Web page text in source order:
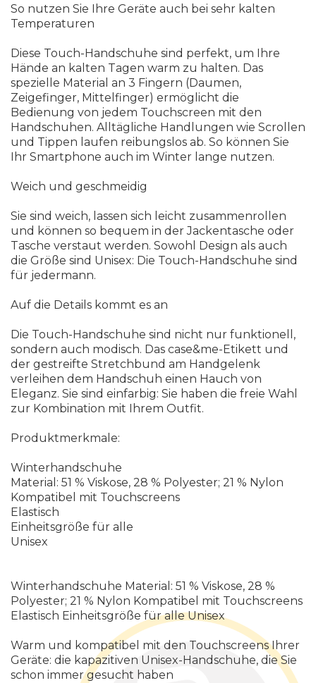
So nutzen Sie Ihre Geräte auch bei sehr kalten
Temperaturen
Diese Touch-Handschuhe sind perfekt, um Ihre
Hände an kalten Tagen warm zu halten. Das
spezielle Material an 3 Fingern (Daumen,
Zeigefinger, Mittelfinger) ermöglicht die
Bedienung von jedem Touchscreen mit den
Handschuhen. Alltägliche Handlungen wie Scrollen
und Tippen laufen reibungslos ab. So können Sie
Ihr Smartphone auch im Winter lange nutzen.
Weich und geschmeidig
Sie sind weich, lassen sich leicht zusammenrollen
und können so bequem in der Jackentasche oder
Tasche verstaut werden. Sowohl Design als auch
die Größe sind Unisex: Die Touch-Handschuhe sind
für jedermann.
Auf die Details kommt es an
Die Touch-Handschuhe sind nicht nur funktionell,
sondern auch modisch. Das case&me-Etikett und
der gestreifte Stretchbund am Handgelenk
verleihen dem Handschuh einen Hauch von
Eleganz. Sie sind einfarbig: Sie haben die freie Wahl
zur Kombination mit Ihrem Outfit.
Produktmerkmale:
Winterhandschuhe
Material: 51 % Viskose, 28 % Polyester; 21 % Nylon
Kompatibel mit Touchscreens
Elastisch
Einheitsgröße für alle
Unisex
Winterhandschuhe Material: 51 % Viskose, 28 %
Polyester; 21 % Nylon Kompatibel mit Touchscreens
Elastisch Einheitsgröße für alle Unisex
Warm und kompatibel mit den Touchscreens Ihrer
Geräte: die kapazitiven Unisex-Handschuhe, die Sie
schon immer gesucht haben